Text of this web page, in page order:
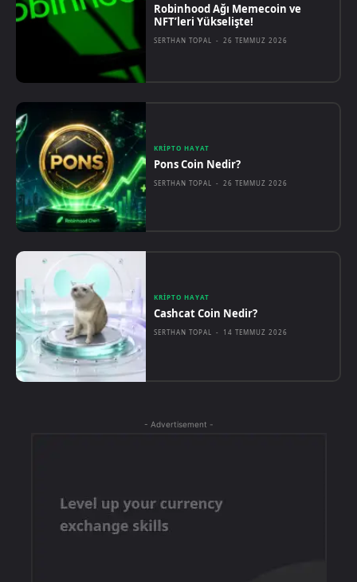
Robinhood Ağı Memecoin ve
NFT’leri Yükselişte!
SERTHAN TOPAL - 26 TEMMUZ 2026
KRIPTO HAYAT
Pons Coin Nedir?
SERTHAN TOPAL - 26 TEMMUZ 2026
KRIPTO HAYAT
Cashcat Coin Nedir?
SERTHAN TOPAL - 14 TEMMUZ 2026
- Advertisement -